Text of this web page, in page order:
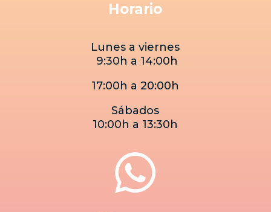
Horario
Lunes a viernes
9:30h a 14:00h
17:00h a 20:00h
Sábados
10:00h a 13:30h
